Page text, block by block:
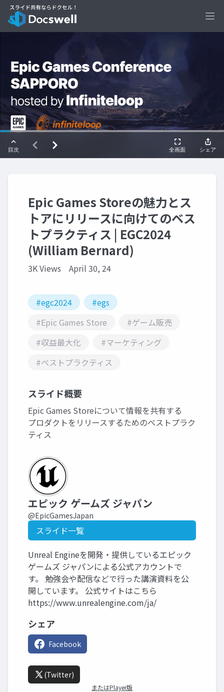
Epic Games Storeの魅力とス
トアにリリースに向けてのベス
トプラクティス | EGC2024
(William Bernard)
3K Views April 30, 24
#egc2024
#egs
#Epic Games Store
#ゲーム販売
#収益最大化
#マーケティング
#ベストプラクティス
スライド概要
Epic Games Storeについて情報を共有する
プロダクトをリリースするためのベストプラク
ティス
エピック ゲームズ ジャパン
@EpicGamesJapan
スライド一覧
Unreal Engineを開発・提供しているエピック
ゲームズ ジャパンによる公式アカウントで
す。 勉強会や配信などで行った講演資料を公
開しています。 公式サイトはこちら
https://www.unrealengine.com/ja/
シェア
Facebook
(Twitter)
またはPlayer版